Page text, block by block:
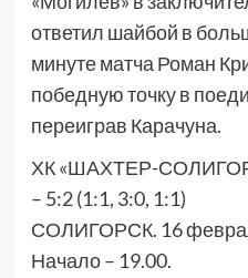
ответил шайбой в
минуте матча Роман
победную точку в
переиграв Карачуна.
ХК «ШАХТЕР-
– 5:2 (1:1, 3:0, 1:1)
СОЛИГОРСК. 16
Начало – 19.00.